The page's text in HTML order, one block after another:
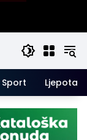
Sport Ljepota i